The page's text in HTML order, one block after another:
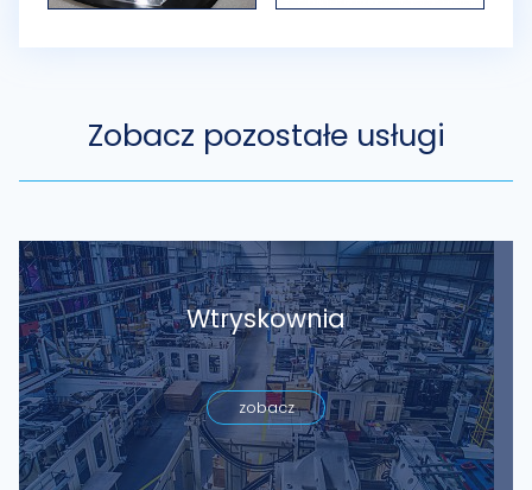
Zobacz pozostałe usługi
Wtryskownia
zobacz